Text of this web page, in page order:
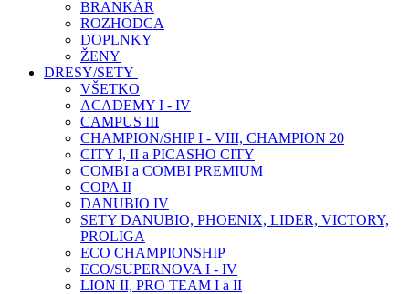
BRANKÁR
ROZHODCA
DOPLNKY
ŽENY
DRESY/SETY
VŠETKO
ACADEMY I - IV
CAMPUS III
CHAMPION/SHIP I - VIII, CHAMPION 20
CITY I, II a PICASHO CITY
COMBI a COMBI PREMIUM
COPA II
DANUBIO IV
SETY DANUBIO, PHOENIX, LIDER, VICTORY,
PROLIGA
ECO CHAMPIONSHIP
ECO/SUPERNOVA I - IV
LION II, PRO TEAM I a II